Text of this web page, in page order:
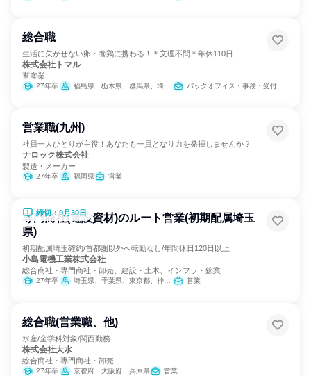
総合職
生活に欠かせない卵・養鶏に携わる！＊文理不問＊年休110日
株式会社トマル
畜産業
27年卒 福島県、栃木県、群馬県、埼玉県 バックオフィス・事務・受付、営業、製造・生産工程、商品企画、SCM/生産管理/購買/物流、総務、農林水産鉱業職種
営業職(九州)
社員一人ひとりが主役！あなたも一員となり力を発揮しませんか？
ナロック株式会社
製造・メーカー
27年卒 福岡県 営業
締切：9月30日
専門商社(電設資材)のルート営業(初期配属埼玉
県)
初期配属埼玉確約/首都圏以外へ転勤なし/年間休日120日以上
小島電機工業株式会社
総合商社・専門商社・卸売、建設・土木、インフラ・鉱業
27年卒 埼玉県、千葉県、東京都、神奈川県 営業
総合職(営業職、他)
水産/全学科対象/関西勤務
株式会社大水
総合商社・専門商社・卸売
27年卒 京都府、大阪府、兵庫県 営業